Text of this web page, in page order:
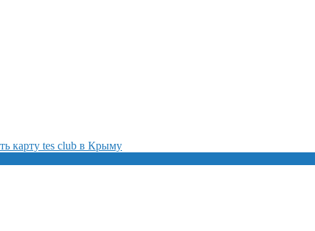
карту tes club в Крыму